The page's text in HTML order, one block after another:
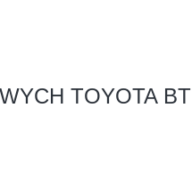
TOYOTA BT